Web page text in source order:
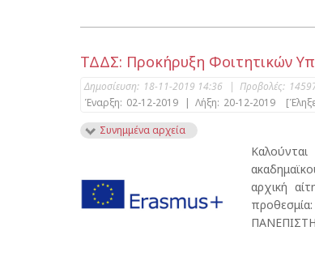
ΤΔΔΣ: Προκήρυξη Φοιτητικών
Δημοσίευση: 18-11-2019 14:36 | Προβολές:
Έναρξη: 02-12-2019 | Λήξη: 20-12-2019
Συνημμένα αρχεία
αρχική